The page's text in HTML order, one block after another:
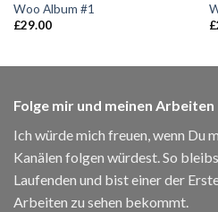
Woo Album #1
£29.00
£
Folge mir und meinen Arbeiten
Ich würde mich freuen, wenn Du
Kanälen folgen würdest. So
Laufenden und bist einer der
Arbeiten zu sehen bekommt.